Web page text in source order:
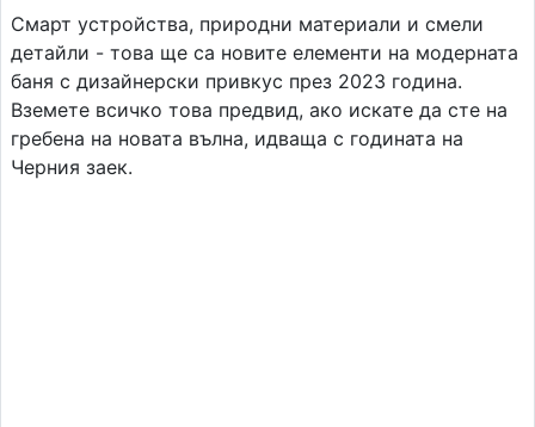
Смарт устройства, природни материали и смели
детайли - това ще са новите елементи на модерната
баня с дизайнерски привкус през 2023 година.
Вземете всичко това предвид, ако искате да сте на
гребена на новата вълна, идваща с годината на
Черния заек.